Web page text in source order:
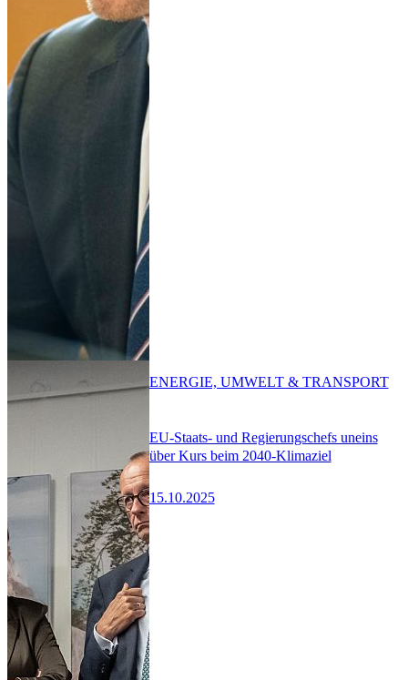
EU-Staats- und Regierungschefs uneins
über Kurs beim 2040-Klimaziel
15.10.2025
ENERGIE, UMWELT & TRANSPORT